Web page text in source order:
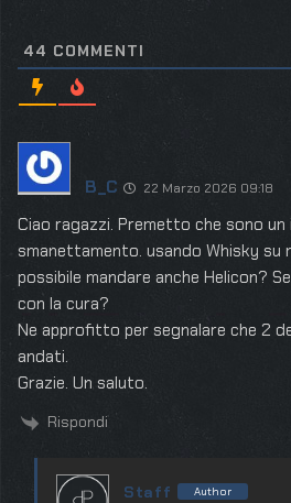
44 COMMENTI
B_C 22 Marzo 2026 09:18
Ciao ragazzi. Premetto che sono
smanettamento. usando Whisky su
possibile mandare anche Helicon?
con la cura?
Ne approfitto per segnalare che 2
andati.
Grazie. Un saluto.
Rispondi
Staff Author